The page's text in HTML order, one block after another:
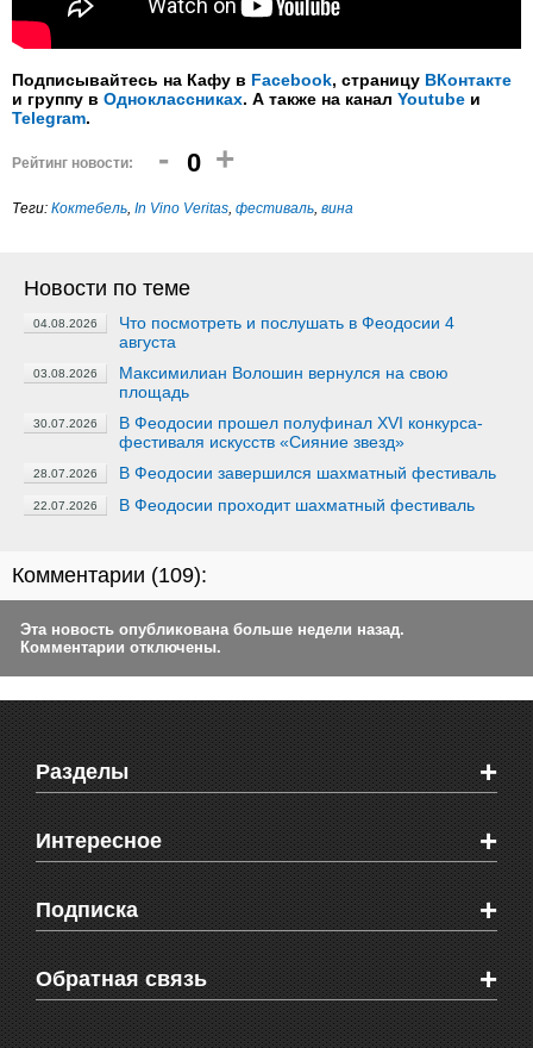
Подписывайтесь на Кафу в Facebook, страницу ВКонтакте
и группу в Одноклассниках. А также на канал Youtube и
Telegram.
Рейтинг новости: - 0 +
Теги: Коктебель, In Vino Veritas, фестиваль, вина
Новости по теме
04.08.2026
Что посмотреть и послушать в Феодосии 4
августа
03.08.2026
Максимилиан Волошин вернулся на свою
площадь
30.07.2026
В Феодосии прошел полуфинал XVI конкурса-
фестиваля искусств «Сияние звезд»
28.07.2026 В Феодосии завершился шахматный фестиваль
22.07.2026 В Феодосии проходит шахматный фестиваль
Комментарии (109):
Эта новость опубликована больше недели назад.
Комментарии отключены.
Разделы +
Новости Феодосии
Новости Крыма
Мировые новости
Объявления
Здоровье
СМС мнения читателей
Интересное +
Видео о Феодосии
Веб-камеры Феодосии
Блоги феодосийцев
Школы Феодосии
Подписка +
Печатная версия газеты "Кафа"
RSS
Обратная связь +
Рекламодателям